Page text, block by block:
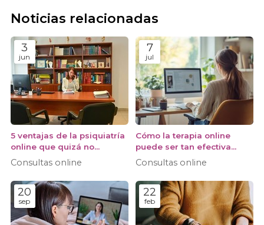
Noticias relacionadas
3
jun
5 ventajas de la psiquiatría
online que quizá no
conocías
Consultas online
7
jul
Cómo la terapia online
puede ser tan efectiva
como las consultas
Consultas online
20
sep
22
feb